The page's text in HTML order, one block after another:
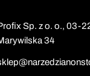
Sp. z o. o., 03-
34